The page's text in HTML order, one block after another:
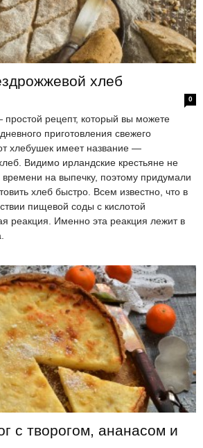
хлеб
0
рецепт, который вы можете
приготовления свежего
хлебушек имеет название —
Видимо ирландские крестьяне не
времени на выпечку, поэтому придумали
хлеб быстро. Всем известно, что в
пищевой соды с кислотой
реакция. Именно эта реакция лежит в
с творогом, ананасом и